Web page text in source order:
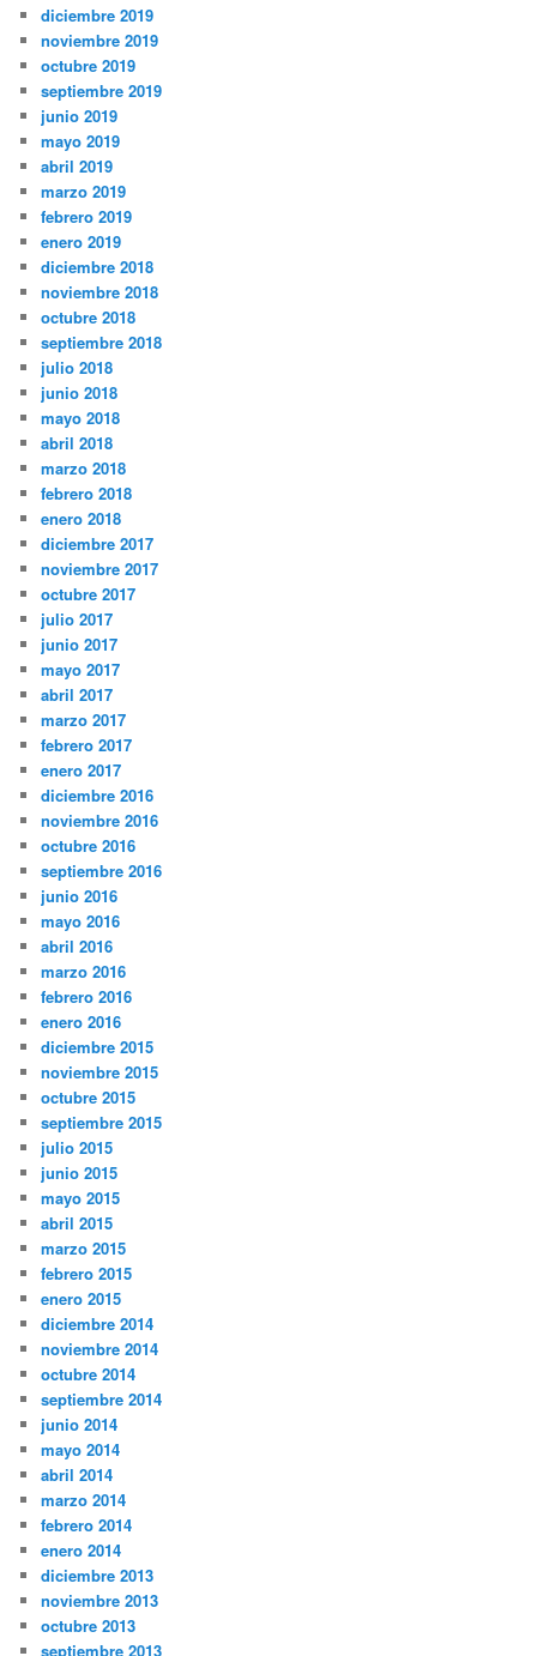
diciembre 2019
noviembre 2019
octubre 2019
septiembre 2019
junio 2019
mayo 2019
abril 2019
marzo 2019
febrero 2019
enero 2019
diciembre 2018
noviembre 2018
octubre 2018
septiembre 2018
julio 2018
junio 2018
mayo 2018
abril 2018
marzo 2018
febrero 2018
enero 2018
diciembre 2017
noviembre 2017
octubre 2017
julio 2017
junio 2017
mayo 2017
abril 2017
marzo 2017
febrero 2017
enero 2017
diciembre 2016
noviembre 2016
octubre 2016
septiembre 2016
junio 2016
mayo 2016
abril 2016
marzo 2016
febrero 2016
enero 2016
diciembre 2015
noviembre 2015
octubre 2015
septiembre 2015
julio 2015
junio 2015
mayo 2015
abril 2015
marzo 2015
febrero 2015
enero 2015
diciembre 2014
noviembre 2014
octubre 2014
septiembre 2014
junio 2014
mayo 2014
abril 2014
marzo 2014
febrero 2014
enero 2014
diciembre 2013
noviembre 2013
octubre 2013
septiembre 2013